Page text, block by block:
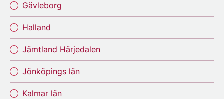
Gävleborg
Halland
Jämtland Härjedalen
Jönköpings län
Kalmar län